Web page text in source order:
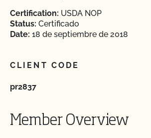
Certification: USDA NOP
Status: Certificado
Date: 18 de septiembre de 2018
CLIENT CODE
pr2837
Member Overview